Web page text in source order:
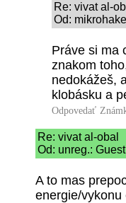
Re: vivat al-
Od:
Práve si ma
znakom
nedokážeš,
klobásku a
Odpovedať
Re: vivat al-obal
Od: unreg.:
A to mas
energie/